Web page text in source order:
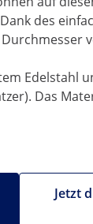
des
Edelstahl
Das
Jetzt